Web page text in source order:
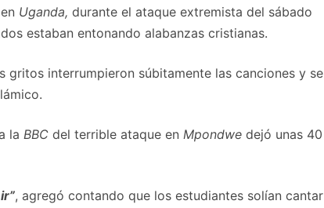
Uganda, durante el ataque extremista del sábado
estaban entonando alabanzas cristianas.
gritos interrumpieron súbitamente las canciones y se
la BBC del terrible ataque en Mpondwe dejó unas 40
, agregó contando que los estudiantes solían cantar